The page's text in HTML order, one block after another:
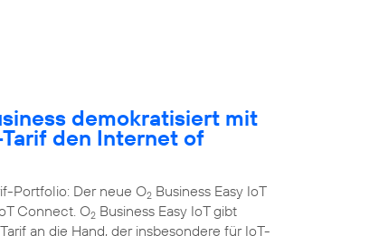
demokratisiert mit
den Internet of
Portfolio: Der neue O2 Business Easy IoT
Connect. O2 Business Easy IoT gibt
an die Hand, der insbesondere für IoT-